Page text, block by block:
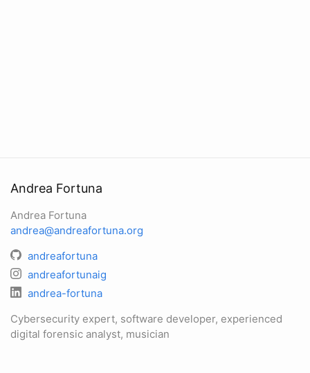
Andrea Fortuna
Andrea Fortuna
andrea@andreafortuna.org
andreafortuna
andreafortunaig
andrea-fortuna
Cybersecurity expert, software developer, experienced
digital forensic analyst, musician